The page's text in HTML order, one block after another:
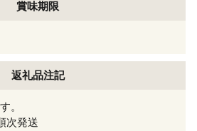
賞味期限
返礼品注記
。
次発送